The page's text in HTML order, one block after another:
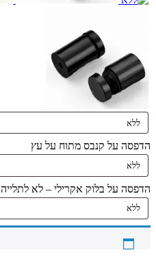
הדפסה על קנבס מתוח על עץ
הדפסה על בלוק אקרילי – לא לתלייה